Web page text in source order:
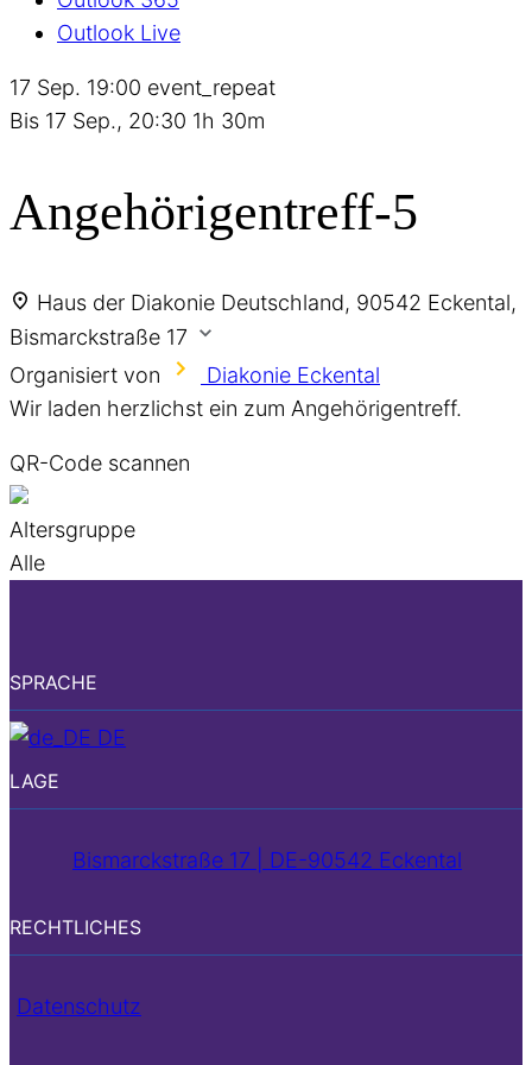
Outlook Live
17 Sep. 19:00 event_repeat
Bis 17 Sep., 20:30 1h 30m
Angehörigentreff-5
Haus der Diakonie Deutschland, 90542 Eckental,
Bismarckstraße 17
Organisiert von
Diakonie Eckental
Wir laden herzlichst ein zum Angehörigentreff.
QR-Code scannen
Altersgruppe
Alle
SPRACHE
DE
LAGE
Bismarckstraße 17 | DE-90542 Eckental
RECHTLICHES
Datenschutz